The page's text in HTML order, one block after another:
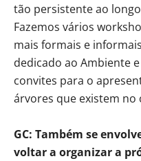
tão persistente ao
Fazemos vários
mais formais e
dedicado ao Ambiente
convites para o
árvores que existem no
GC: Também se
voltar a organizar a